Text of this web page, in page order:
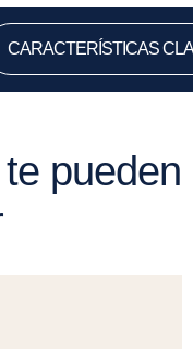
CARACTERÍSTICAS
pueden